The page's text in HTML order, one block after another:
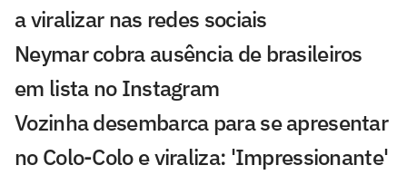
a viralizar nas redes sociais
Neymar cobra ausência de brasileiros
em lista no Instagram
Vozinha desembarca para se apresentar
no Colo-Colo e viraliza: 'Impressionante'